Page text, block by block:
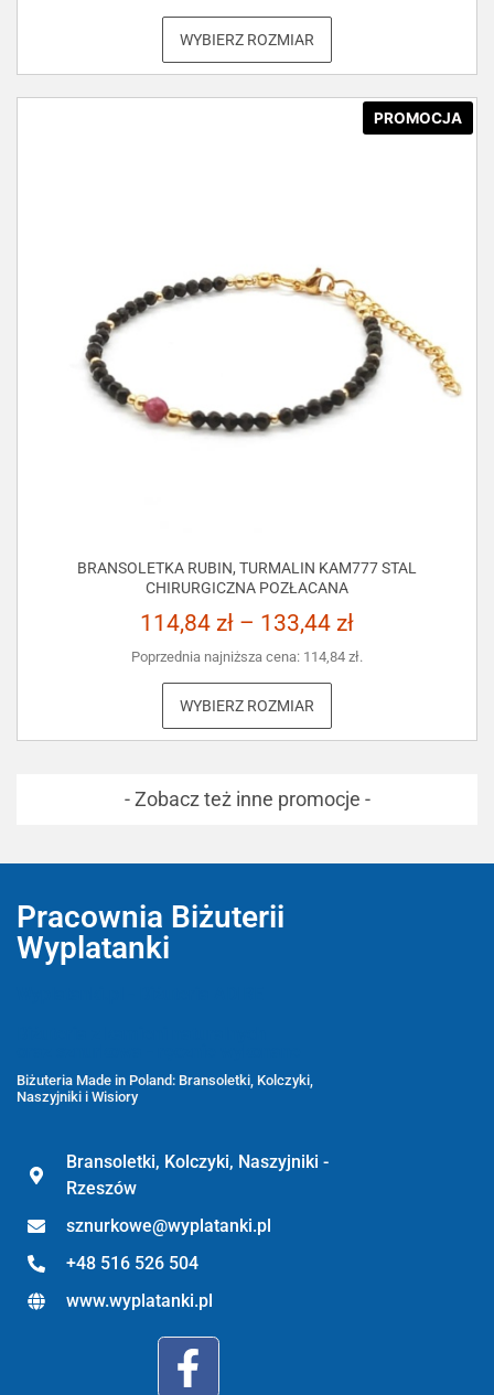
WYBIERZ ROZMIAR
PROMOCJA
BRANSOLETKA RUBIN, TURMALIN KAM777 STAL
CHIRURGICZNA POZŁACANA
114,84 zł – 133,44 zł
Poprzednia najniższa cena: 114,84 zł.
WYBIERZ ROZMIAR
- Zobacz też inne promocje -
Pracownia Biżuterii
Wyplatanki
Biżuteria Made in Poland: Bransoletki, Kolczyki,
Naszyjniki i Wisiory
Bransoletki, Kolczyki, Naszyjniki -
Rzeszów
sznurkowe@wyplatanki.pl
+48 516 526 504
www.wyplatanki.pl